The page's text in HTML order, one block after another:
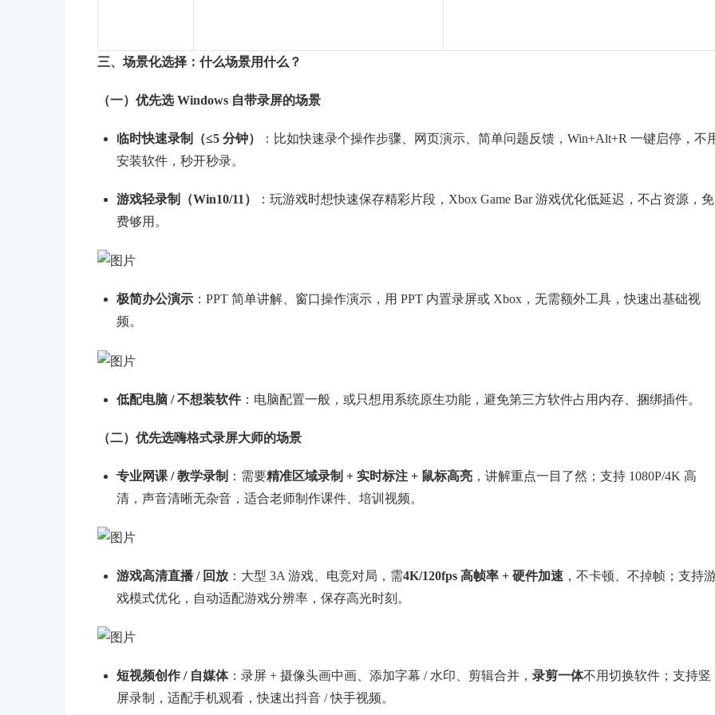
三、场景化选择：什么场景用什么？
（一）优先选 Windows 自带录屏的场景
临时快速录制（≤5 分钟）
：比如快速录个操作步骤、网页演示、简单问题反馈，Win+Alt+R 一键启停，不
安装软件，秒开秒录。
游戏轻录制（Win10/11）
：玩游戏时想快速保存精彩片段，Xbox Game Bar 游戏优化低延迟，不占资源，免
费够用。
极简办公演示 ：PPT 简单讲解、窗口操作演示，用 PPT 内置录屏或 Xbox，无需额外工具，快速出基础视
频。
低配电脑 / 不想装软件：电脑配置一般，或只想用系统原生功能，避免第三方软件占用内存、捆绑插件。
（二）优先选嗨格式录屏大师的场景
专业网课 / 教学录制 ：需要精准区域录制 + 实时标注 + 鼠标高亮 ，讲解重点一目了然；支持 1080P/4K 高
清，声音清晰无杂音，适合老师制作课件、培训视频。
游戏高清直播 / 回放 ：大型 3A 游戏、电竞对局，需4K/120fps 高帧率 + 硬件加速 ，不卡顿、不掉帧；支持
戏模式优化，自动适配游戏分辨率，保存高光时刻。
短视频创作 / 自媒体：录屏 + 摄像头画中画、添加字幕 / 水印、剪辑合并， 录剪一体不用切换软件；支持竖
屏录制，适配手机观看，快速出抖音 / 快手视频。